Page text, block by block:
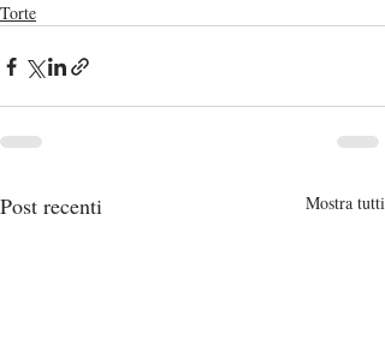
Torte
Post recenti Mostra tutti